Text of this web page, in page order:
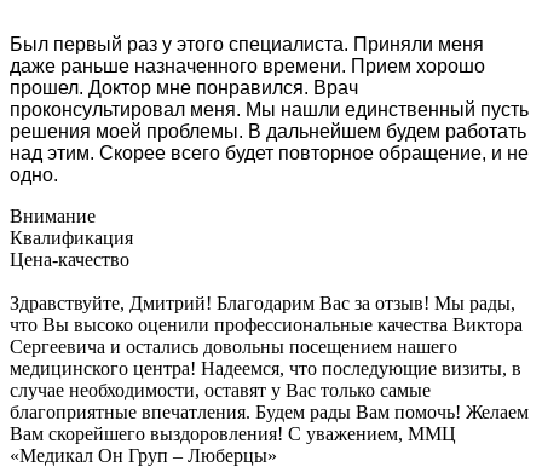
Был первый раз у этого специалиста. Приняли меня
даже раньше назначенного времени. Прием хорошо
прошел. Доктор мне понравился. Врач
проконсультировал меня. Мы нашли единственный пусть
решения моей проблемы. В дальнейшем будем работать
над этим. Скорее всего будет повторное обращение, и не
одно.
Внимание
Квалификация
Цена-качество
Здравствуйте, Дмитрий! Благодарим Вас за отзыв! Мы рады,
что Вы высоко оценили профессиональные качества Виктора
Сергеевича и остались довольны посещением нашего
медицинского центра! Надеемся, что последующие визиты, в
случае необходимости, оставят у Вас только самые
благоприятные впечатления. Будем рады Вам помочь! Желаем
Вам скорейшего выздоровления! С уважением, ММЦ
«Медикал Он Груп – Люберцы»